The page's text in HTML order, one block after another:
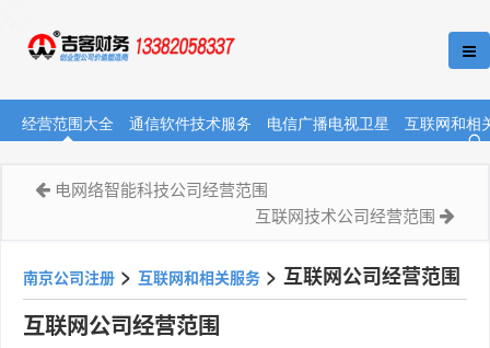
经营范围大全 通信软件技术服务 电信广播电视卫星 互联网和相
电网络智能科技公司经营范围
互联网技术公司经营范围
南京公司注册 > 互联网和相关服务 > 互联网公司经营范围
互联网公司经营范围